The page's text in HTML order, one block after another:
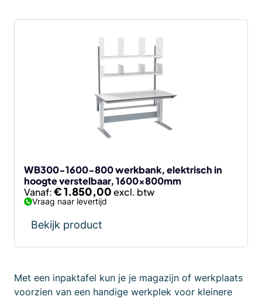
WB300-1600-800 werkbank, elektrisch in
hoogte verstelbaar, 1600x800mm
Vanaf:€1.850,00
Vraag naar levertijd
Bekijk product
Met een inpaktafel kun je je magazijn of werkplaats
voorzien van een handige werkplek voor kleinere